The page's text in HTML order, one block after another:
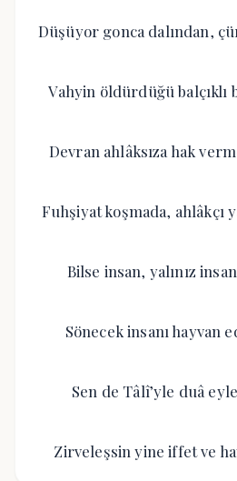
Düşüyor gonca dalından,
Vahyin öldürdüğü balçıklı
Devran ahlâksıza hak
Fuhşiyat koşmada, ahlâkçı
Bilse insan, yalınız
Sönecek insanı hayvan
Sen de Tâlî’yle duâ
Zirveleşsin yine iffet ve